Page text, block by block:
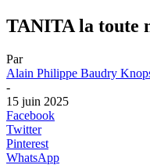
TANITA la toute
Par
Alain Philippe Baudry
-
15 juin 2025
Facebook
Twitter
Pinterest
WhatsApp